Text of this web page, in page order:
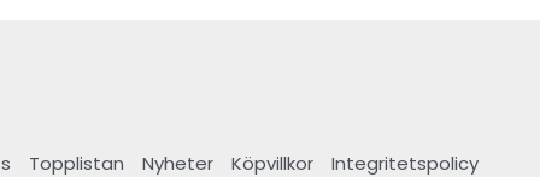
Topplistan Nyheter Köpvillkor Integritetspolicy